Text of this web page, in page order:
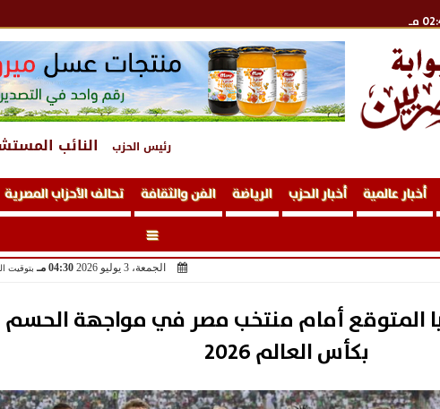
مـ
رئيس الحزب النائب
أخبار عالمية أخبار الحزب الرياضة الفن والثقافة تحالف الأحزاب المصرية
الجمعة، 3 يوليو 2026 04:30 مـ بتوقيت
المتوقع أمام منتخب مصر في مواجهة الحسم
بكأس العالم 2026